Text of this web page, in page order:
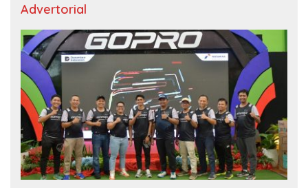
Advertorial